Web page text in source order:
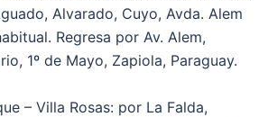
Alvarado, Cuyo, Avda. Alem
Regresa por Av. Alem,
1º de Mayo, Zapiola, Paraguay.
– Villa Rosas: por La Falda,